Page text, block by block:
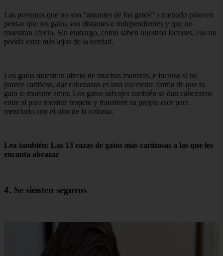
Las personas que no son “amantes de los gatos” a menudo parecen
pensar que los gatos son distantes e independientes y que no
muestran afecto. Sin embargo, como saben nuestros lectores, eso no
podría estar más lejos de la verdad.
Los gatos muestran afecto de muchas maneras, e incluso si no
parece cariñoso, dar cabezazos es una excelente forma de que tu
gato te muestre amor. Los gatos salvajes también se dan cabezazos
entre sí para mostrar respeto y transferir su propio olor para
mezclarlo con el olor de la colonia.
Lea también: Las 13 razas de gatos más cariñosas a las que les
encanta abrazar
4. Se sienten seguros